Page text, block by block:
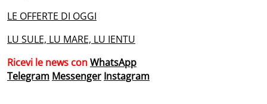
LE OFFERTE DI OGGI
LU SULE, LU MARE, LU IENTU
Ricevi le news conWhatsApp
Telegram Messenger Instagram